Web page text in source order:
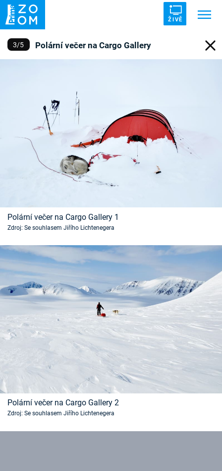
ŽIVĚ
Trendy: ZRÁDCI UFO DRUHÁ SVĚTOVÁ VÁLKA
Témata
Témata
TV Program
Časopis
Sledujte prima+
Přihlášení
Sledujte nás
3/5 Polární večer na Cargo Gallery
Polární večer na Cargo Gallery 1
Zdroj: Se souhlasem Jiřího Lichtenegera
Polární večer na Cargo Gallery 2
Zdroj: Se souhlasem Jiřího Lichtenegera